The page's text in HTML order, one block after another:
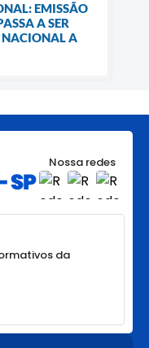
EMISSÃO
A SER
NACIONAL A
Nossa redes
da